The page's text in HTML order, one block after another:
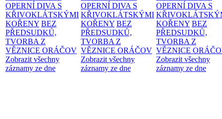
OPERNÍ DIVA S
KŘIVOKLÁTSKÝMI
KOŘENY BEZ
PŘEDSUDKŮ,
TVORBA Z
VĚZNICE ORÁČOV
Zobrazit všechny
záznamy ze dne
OPERNÍ DIVA S
KŘIVOKLÁTSKÝMI
KOŘENY BEZ
PŘEDSUDKŮ,
TVORBA Z
VĚZNICE ORÁČOV
Zobrazit všechny
záznamy ze dne
OPERNÍ DIVA S
KOŘENY BEZ
PŘEDSUDKŮ,
TVORBA Z
VĚZNICE
Zobrazit všechny
záznamy ze dne